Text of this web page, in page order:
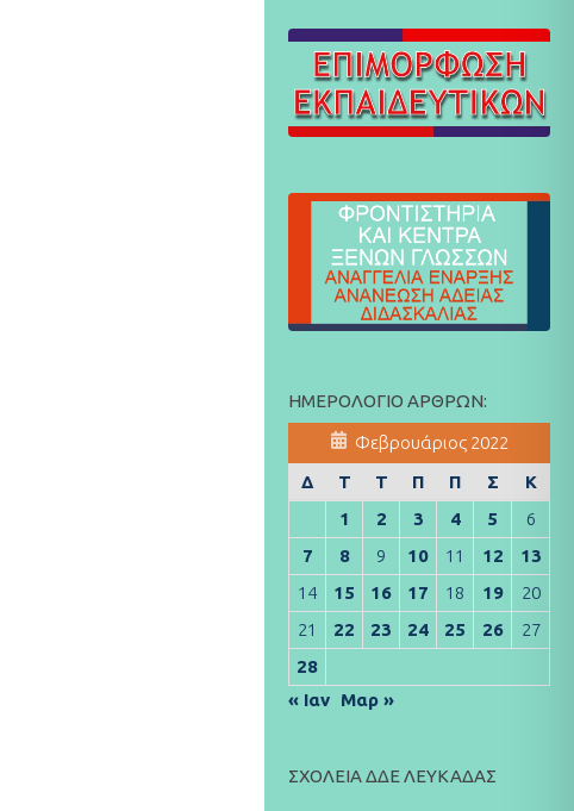
ΗΜΕΡΟΛΌΓΙΟ ΆΡΘΡΩΝ:
Φεβρουάριος 2022
Δ
Τ Τ Π Π Σ
Κ
1
2 3 4 5
6
7
8 9 10 11 12
13
14
15 16 17 18 19
20
21
22 23 24 25 26
27
28
« Ιαν Μαρ »
ΣΧΟΛΕΊΑ ΔΔΕ ΛΕΥΚΆΔΑΣ